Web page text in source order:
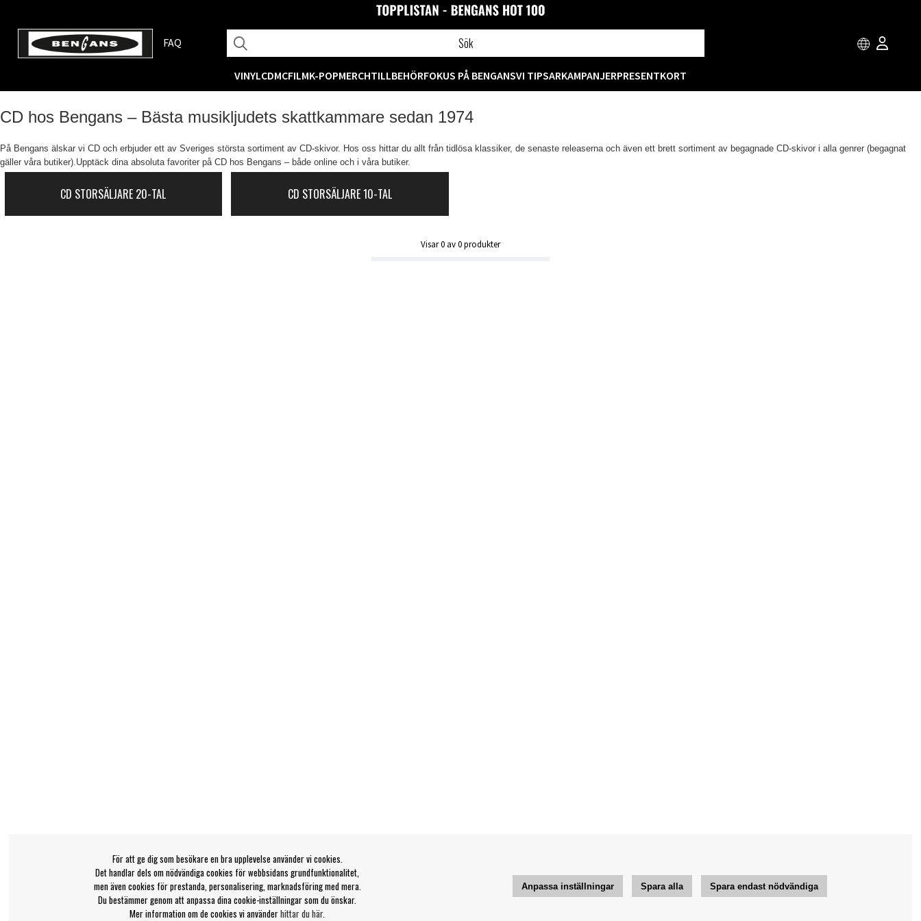
FAQ
VINYLCDMCFILMK-POPMERCHTILLBEHÖRFOKUS PÅ BENGANSVI TIPSARKAMPANJERPRESENTKORT
CD hos Bengans – Bästa musikljudets skattkammare sedan 1974
På Bengans älskar vi CD och erbjuder ett av Sveriges största sortiment av CD-skivor. Hos oss hittar du allt från tidlösa klassiker, de senaste releaserna och även ett brett sortiment av begagnade CD-skivor i alla genrer (begagnat
gäller våra butiker).Upptäck dina absoluta favoriter på CD hos Bengans – både online och i våra butiker.
CD STORSÄLJARE 20-TAL CD STORSÄLJARE 10-TAL
Visar0 av0produkter
För att ge dig som besökare en bra upplevelse använder vi cookies.
Det handlar dels om nödvändiga cookies för webbsidans grundfunktionalitet,
men även cookies för prestanda, personalisering, marknadsföring med mera.
Du bestämmer genom att anpassa dina cookie-inställningar som du önskar.
Mer information om de cookies vi använderhittar du här.
Anpassa inställningar Spara alla Spara endast nödvändiga